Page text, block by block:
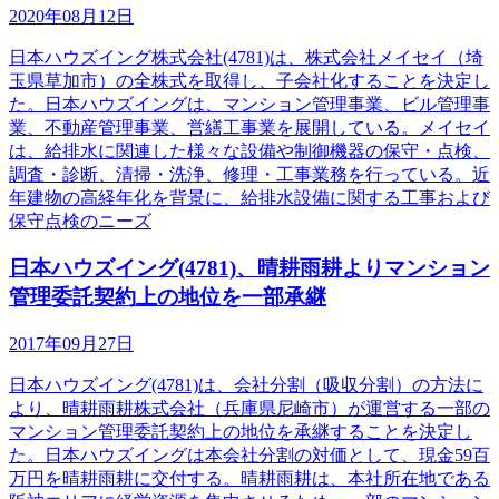
2020年08月12日
日本ハウズイング株式会社(4781)は、株式会社メイセイ（埼
玉県草加市）の全株式を取得し、子会社化することを決定し
た。日本ハウズイングは、マンション管理事業、ビル管理事
業、不動産管理事業、営繕工事業を展開している。メイセイ
は、給排水に関連した様々な設備や制御機器の保守・点検、
調査・診断、清掃・洗浄、修理・工事業務を行っている。近
年建物の高経年化を背景に、給排水設備に関する工事および
保守点検のニーズ
日本ハウズイング(4781)、晴耕雨耕よりマンション
管理委託契約上の地位を一部承継
2017年09月27日
日本ハウズイング(4781)は、会社分割（吸収分割）の方法に
より、晴耕雨耕株式会社（兵庫県尼崎市）が運営する一部の
マンション管理委託契約上の地位を承継することを決定し
た。日本ハウズイングは本会社分割の対価として、現金59百
万円を晴耕雨耕に交付する。晴耕雨耕は、本社所在地である